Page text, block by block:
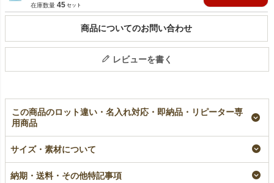
在庫数量 45
商品についてのお問い合わせ
レビューを書く
この商品のロット違い・名入れ対応・即納品・リピーター専
用商品
【名入れ大ロット】オ
ーガンジーデュオ巾着
大ロット名入れ
【名入れ対応】オーガ
100枚入
【名入れ／リピーター
専用】オーガンジーデ
リピーター専用名入れ
サイズ・素材について
納期・送料・その他特記事項